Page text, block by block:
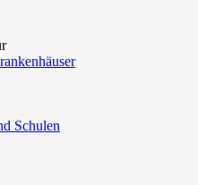
Schulen